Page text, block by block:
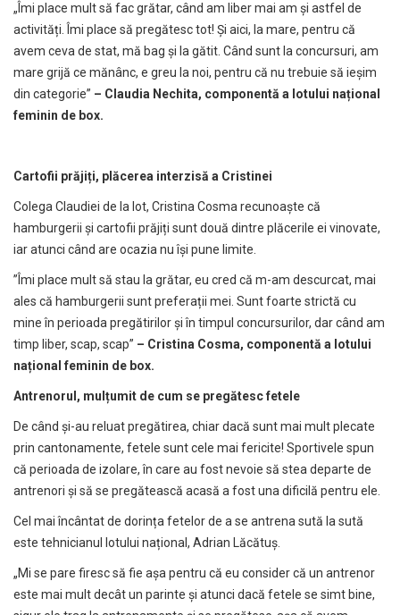
„Îmi place mult să fac grătar, când am liber mai am și astfel de
activități. Îmi place să pregătesc tot! Și aici, la mare, pentru că
avem ceva de stat, mă bag și la gătit. Când sunt la concursuri, am
mare grijă ce mănânc, e greu la noi, pentru că nu trebuie să ieșim
din categorie” – Claudia Nechita, componentă a lotului național
feminin de box.
Cartofii prăjiți, plăcerea interzisă a Cristinei
Colega Claudiei de la lot, Cristina Cosma recunoaște că
hamburgerii și cartofii prăjiți sunt două dintre plăcerile ei vinovate,
iar atunci când are ocazia nu își pune limite.
”Îmi place mult să stau la grătar, eu cred că m-am descurcat, mai
ales că hamburgerii sunt preferații mei. Sunt foarte strictă cu
mine în perioada pregătirilor și în timpul concursurilor, dar când am
timp liber, scap, scap” – Cristina Cosma, componentă a lotului
național feminin de box.
Antrenorul, mulțumit de cum se pregătesc fetele
De când și-au reluat pregătirea, chiar dacă sunt mai mult plecate
prin cantonamente, fetele sunt cele mai fericite! Sportivele spun
că perioada de izolare, în care au fost nevoie să stea departe de
antrenori și să se pregătească acasă a fost una dificilă pentru ele.
Cel mai încântat de dorința fetelor de a se antrena sută la sută
este tehnicianul lotului național, Adrian Lăcătuș.
„Mi se pare firesc să fie așa pentru că eu consider că un antrenor
este mai mult decât un parinte și atunci dacă fetele se simt bine,